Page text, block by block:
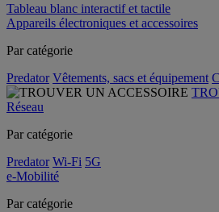
Tableau blanc interactif et tactile
Appareils électroniques et accessoires
Par catégorie
Predator Vêtements, sacs et équipement
Réseau
Par catégorie
Predator Wi-Fi 5G
e-Mobilité
Par catégorie